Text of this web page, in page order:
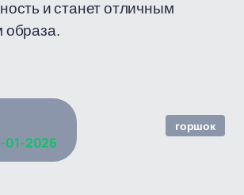
и станет отличным
образа.
01-2026
горшок